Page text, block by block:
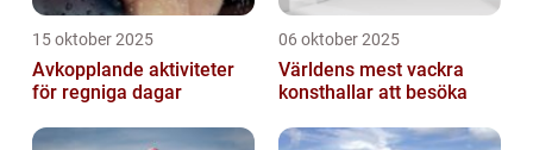
15 oktober 2025
Avkopplande aktiviteter
för regniga dagar
06 oktober 2025
Världens mest vackra
konsthallar att besöka